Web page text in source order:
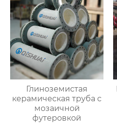
Глиноземистая
керамическая труба с
мозаичной
футеровкой